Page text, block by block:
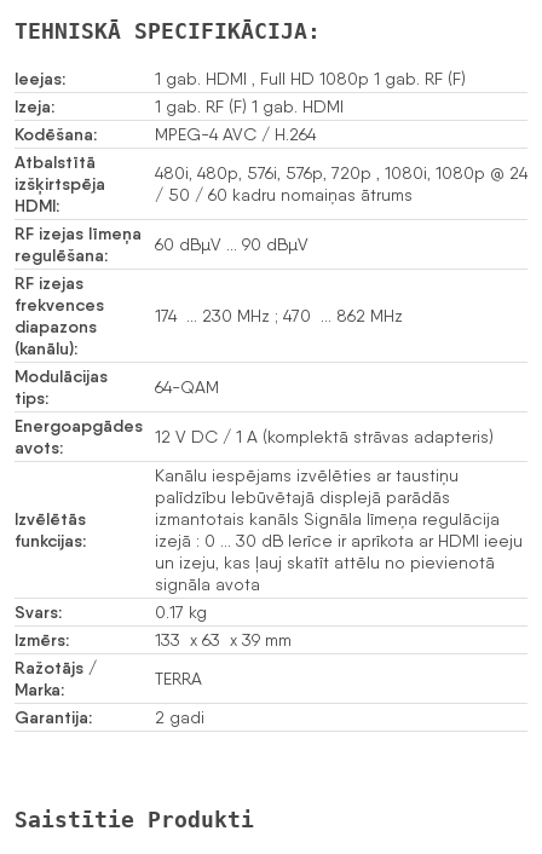
TEHNISKĀ SPECIFIKĀCIJA:
Ieejas: 1 gab. HDMI , Full HD 1080p 1 gab. RF (F)
Izeja: 1 gab. RF (F) 1 gab. HDMI
Kodēšana: MPEG-4 AVC / H.264
Atbalstītā
izšķirtspēja
HDMI:
480i, 480p, 576i, 576p, 720p , 1080i, 1080p @ 24
/ 50 / 60 kadru nomaiņas ātrums
RF izejas līmeņa
regulēšana:
60 dBµV … 90 dBµV
RF izejas
frekvences
diapazons
(kanālu):
174 … 230 MHz ; 470 … 862 MHz
Modulācijas
tips:
64-QAM
Energoapgādes
avots:
12 V DC / 1 A (komplektā strāvas adapteris)
Izvēlētās
funkcijas:
Kanālu iespējams izvēlēties ar taustiņu
palīdzību Iebūvētajā displejā parādās
izmantotais kanāls Signāla līmeņa regulācija
izejā : 0 … 30 dB Ierīce ir aprīkota ar HDMI ieeju
un izeju, kas ļauj skatīt attēlu no pievienotā
signāla avota
Svars: 0.17 kg
Izmērs: 133 x 63 x 39 mm
Ražotājs /
Marka:
TERRA
Garantija: 2 gadi
Saistītie Produkti